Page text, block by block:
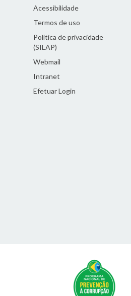
Acessibilidade
Termos de uso
Política de privacidade
(SILAP)
Webmail
Intranet
Efetuar Login